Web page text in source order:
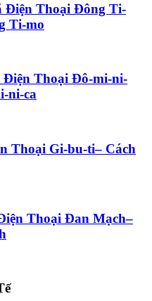
Điện Thoại Đông Ti-
Ti-mo
Thoại Đô-mi-ni-
ni-ca
Thoại Gi-bu-ti– Cách
Thoại Đan Mạch–